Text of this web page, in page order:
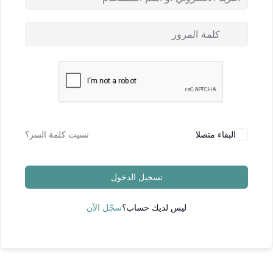
البقاء متصلا نسيت كلمة السر؟
تسجيل الدخول
ليس لديك حساب؟سجّل الآن